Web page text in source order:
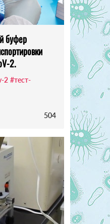
буфер
2.
2 #тест-
504